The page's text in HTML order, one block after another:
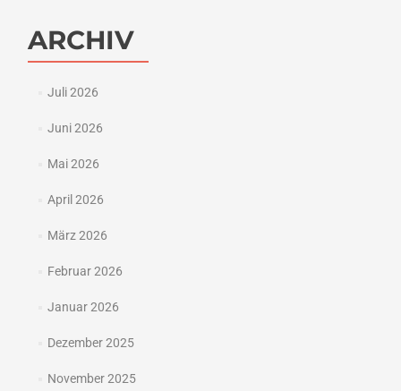
ARCHIV
Juli 2026
Juni 2026
Mai 2026
April 2026
März 2026
Februar 2026
Januar 2026
Dezember 2025
November 2025